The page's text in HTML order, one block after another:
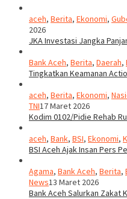
aceh, Berita, Ekonomi,
2026
JKA Investasi Jangka
Bank Aceh, Berita, Daerah,
Tingkatkan Keamanan
aceh, Berita, Ekonomi,
TNI17 Maret 2026
Kodim 0102/Pidie Rehab
aceh, Bank, BSI, Ekonomi,
BSI Aceh Ajak Insan Pers
Agama, Bank Aceh, Berita,
News13 Maret 2026
Bank Aceh Salurkan Zakat